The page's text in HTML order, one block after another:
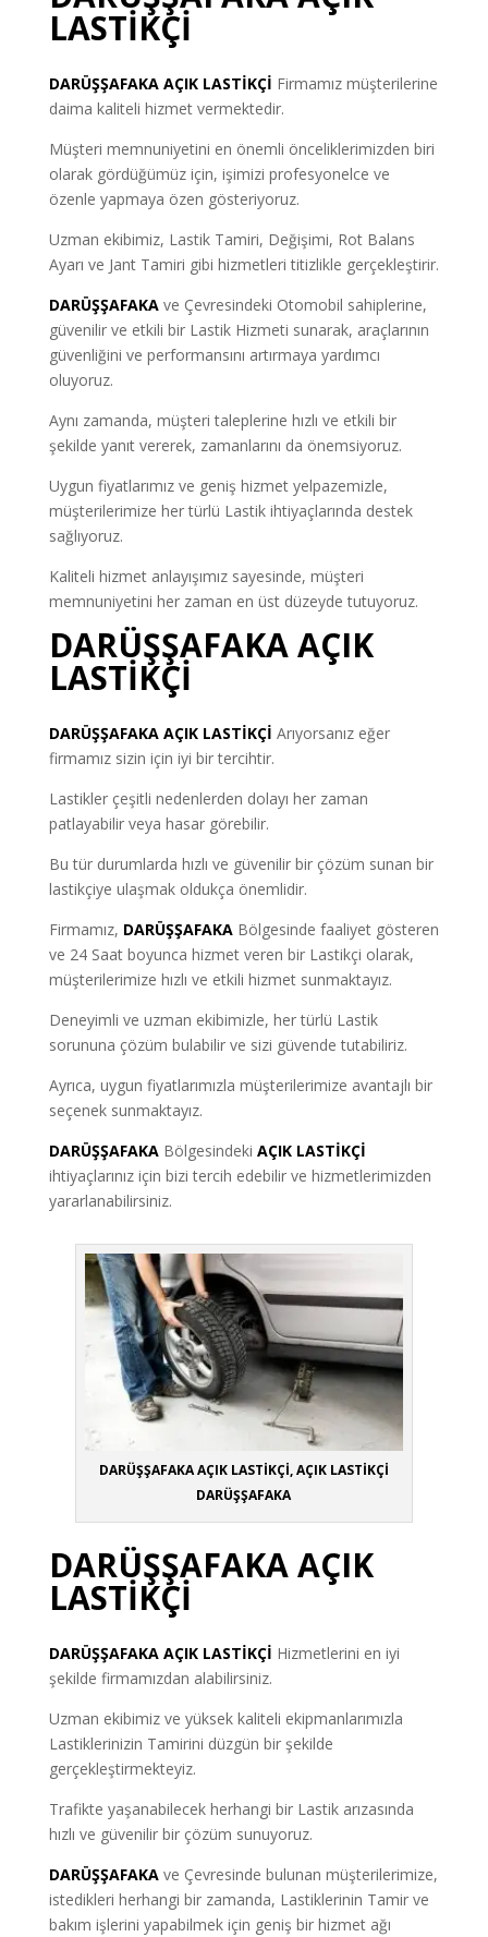
LASTİKÇİ
DARÜŞŞAFAKA AÇIK LASTİKÇİ Firmamız müşterilerine
daima kaliteli hizmet vermektedir.
Müşteri memnuniyetini en önemli önceliklerimizden biri
olarak gördüğümüz için, işimizi profesyonelce ve
özenle yapmaya özen gösteriyoruz.
Uzman ekibimiz, Lastik Tamiri, Değişimi, Rot Balans
Ayarı ve Jant Tamiri gibi hizmetleri titizlikle gerçekleştirir.
DARÜŞŞAFAKAve Çevresindeki Otomobil sahiplerine,
güvenilir ve etkili bir Lastik Hizmeti sunarak, araçlarının
güvenliğini ve performansını artırmaya yardımcı
oluyoruz.
Aynı zamanda, müşteri taleplerine hızlı ve etkili bir
şekilde yanıt vererek, zamanlarını da önemsiyoruz.
Uygun fiyatlarımız ve geniş hizmet yelpazemizle,
müşterilerimize her türlü Lastik ihtiyaçlarında destek
sağlıyoruz.
Kaliteli hizmet anlayışımız sayesinde, müşteri
memnuniyetini her zaman en üst düzeyde tutuyoruz.
DARÜŞŞAFAKA AÇIK
LASTİKÇİ
DARÜŞŞAFAKA AÇIK LASTİKÇİ Arıyorsanız eğer
firmamız sizin için iyi bir tercihtir.
Lastikler çeşitli nedenlerden dolayı her zaman
patlayabilir veya hasar görebilir.
Bu tür durumlarda hızlı ve güvenilir bir çözüm sunan bir
lastikçiye ulaşmak oldukça önemlidir.
Firmamız, DARÜŞŞAFAKABölgesinde faaliyet gösteren
ve 24 Saat boyunca hizmet veren bir Lastikçi olarak,
müşterilerimize hızlı ve etkili hizmet sunmaktayız.
Deneyimli ve uzman ekibimizle, her türlü Lastik
sorununa çözüm bulabilir ve sizi güvende tutabiliriz.
Ayrıca, uygun fiyatlarımızla müşterilerimize avantajlı bir
seçenek sunmaktayız.
DARÜŞŞAFAKABölgesindeki AÇIK LASTİKÇİ
ihtiyaçlarınız için bizi tercih edebilir ve hizmetlerimizden
yararlanabilirsiniz.
DARÜŞŞAFAKA AÇIK LASTİKÇİ, AÇIK LASTİKÇİ
DARÜŞŞAFAKA
DARÜŞŞAFAKA AÇIK
LASTİKÇİ
DARÜŞŞAFAKA AÇIK LASTİKÇİ Hizmetlerini en iyi
şekilde firmamızdan alabilirsiniz.
Uzman ekibimiz ve yüksek kaliteli ekipmanlarımızla
Lastiklerinizin Tamirini düzgün bir şekilde
gerçekleştirmekteyiz.
Trafikte yaşanabilecek herhangi bir Lastik arızasında
hızlı ve güvenilir bir çözüm sunuyoruz.
DARÜŞŞAFAKAve Çevresinde bulunan müşterilerimize,
istedikleri herhangi bir zamanda, Lastiklerinin Tamir ve
bakım işlerini yapabilmek için geniş bir hizmet ağı